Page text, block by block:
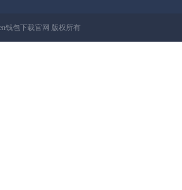
钱包下载官网 版权所有